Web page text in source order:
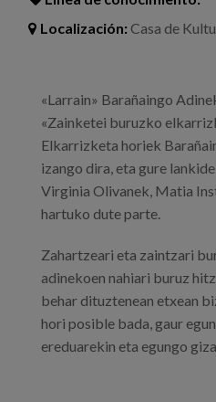
Localización:Casa de
«Larrain» Barañaingo
«Zainketei buruzko
Elkarrizketa horiek
izango dira, eta gure
Virginia Olivanek, Matia
hartuko dute parte.
Zahartzeari eta zaintzari
adinekoen nahiari buruz
behar dituztenean etxean
hori posible bada, gaur
ereduarekin eta egungo